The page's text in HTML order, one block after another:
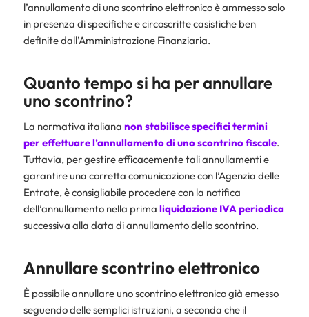
l’annullamento di uno scontrino elettronico è ammesso solo
in presenza di specifiche e circoscritte casistiche ben
definite dall’Amministrazione Finanziaria.
Quanto tempo si ha per annullare
uno scontrino?
La normativa italiana non stabilisce specifici termini
per effettuare l’annullamento di uno scontrino fiscale.
Tuttavia, per gestire efficacemente tali annullamenti e
garantire una corretta comunicazione con l’Agenzia delle
Entrate, è consigliabile procedere con la notifica
dell’annullamento nella prima liquidazione IVA periodica
successiva alla data di annullamento dello scontrino.
Annullare scontrino elettronico
È possibile annullare uno scontrino elettronico già emesso
seguendo delle semplici istruzioni, a seconda che il